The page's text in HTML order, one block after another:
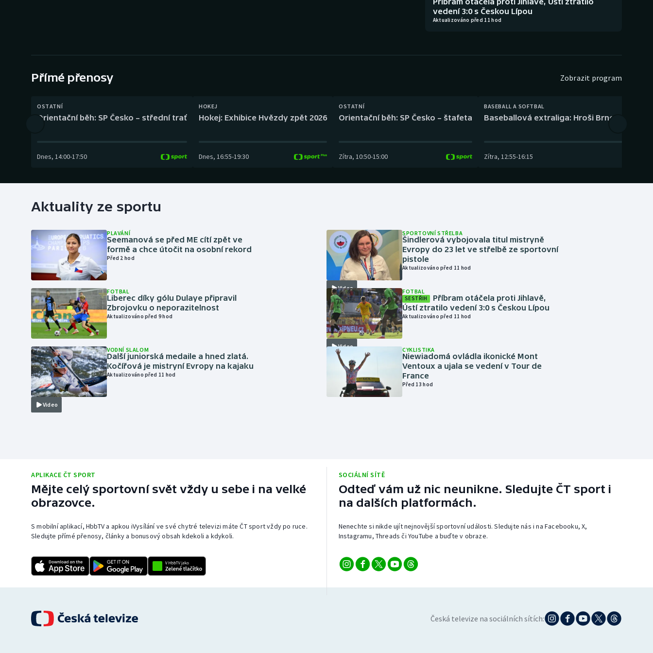
Gymnastika Plážový volejbal
vedení 3:0 s Českou Lípou
Aktualizováno před 11 hod
Přímé přenosy Zobrazit program
OSTATNÍ
Orientační běh: SP Česko – střední trať
Dnes, 14:00-17:50
HOKEJ
Hokej: Exhibice Hvězdy zpět 2026
Dnes, 16:55-19:30
OSTATNÍ
Orientační běh: SP Česko – štafeta
Zítra, 10:50-15:00
BASEBALL A SOFTBAL
Baseballová extraliga: Hroši Brno – Eagles
Zítra, 12:55-16:15
Aktuality ze sportu
PLAVÁNÍ
Seemanová se před ME cítí zpět ve
formě a chce útočit na osobní rekord
Před 2 hod
FOTBAL
Liberec díky gólu Dulaye připravil
Zbrojovku o neporazitelnost
Aktualizováno před 9 hod
Video
VODNÍ SLALOM
Další juniorská medaile a hned zlatá.
Kočířová je mistryní Evropy na kajaku
Aktualizováno před 11 hod
Video
SPORTOVNÍ STŘELBA
Šindlerová vybojovala titul mistryně
Evropy do 23 let ve střelbě ze sportovní
pistole
Aktualizováno před 11 hod
Video
FOTBAL
SESTŘIH
Příbram otáčela proti Jihlavě,
Ústí ztratilo vedení 3:0 s Českou Lípou
Aktualizováno před 11 hod
CYKLISTIKA
Niewiadomá ovládla ikonické Mont
Ventoux a ujala se vedení v Tour de
France
Před 13 hod
APLIKACE ČT SPORT
Mějte celý sportovní svět vždy u sebe i na velké
obrazovce.
S mobilní aplikací, HbbTV a apkou iVysílání ve své chytré televizi máte ČT sport vždy po ruce.
Sledujte přímé přenosy, články a bonusový obsah kdekoli a kdykoli.
SOCIÁLNÍ SÍTĚ
Odteď vám už nic neunikne. Sledujte ČT sport i
na dalších platformách.
Nenechte si nikde ujít nejnovější sportovní události. Sledujte nás i na Facebooku, X,
Instagramu, Threads či YouTube a buďte v obraze.
Česká televize na sociálních sítích: